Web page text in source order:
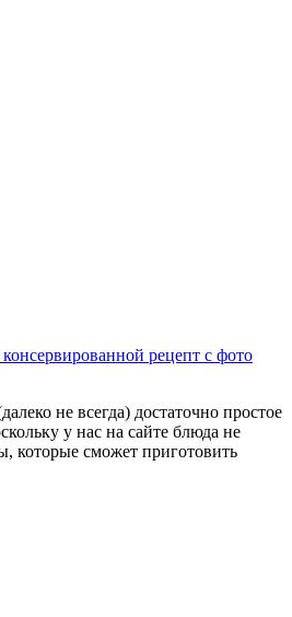
рецепт с фото
не всегда) достаточно простое
у нас на сайте блюда не
которые сможет приготовить